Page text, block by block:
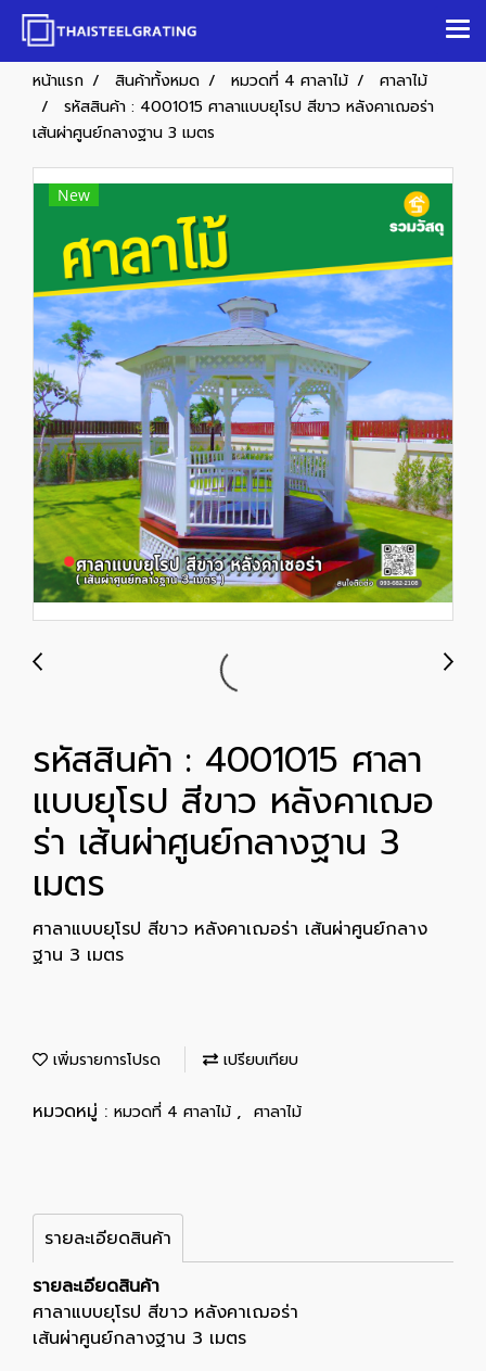
หน้าแรก สินค้าทั้งหมด หมวดที่ 4 ศาลาไม้
ศาลาไม้
รหัสสินค้า : 4001015 ศาลาแบบยุโรป สีขาว หลังคาเฌอร่า
เส้นผ่าศูนย์กลางฐาน 3 เมตร
New
รหัสสินค้า : 4001015 ศาลา
แบบยุโรป สีขาว หลังคาเฌอ
ร่า เส้นผ่าศูนย์กลางฐาน 3
เมตร
ศาลาแบบยุโรป สีขาว หลังคาเฌอร่า เส้นผ่าศูนย์กลาง
ฐาน 3 เมตร
เพิ่มรายการโปรด เปรียบเทียบ
หมวดหมู่ : หมวดที่ 4 ศาลาไม้ , ศาลาไม้
รายละเอียดสินค้า
รายละเอียดสินค้า
ศาลาแบบยุโรป สีขาว หลังคาเฌอร่า
เส้นผ่าศูนย์กลางฐาน 3 เมตร